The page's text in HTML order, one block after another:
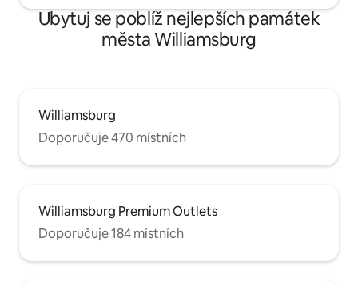
Ubytuj se poblíž nejlepších památek
města Williamsburg
Williamsburg
Doporučuje 470 místních
Williamsburg Premium Outlets
Doporučuje 184 místních